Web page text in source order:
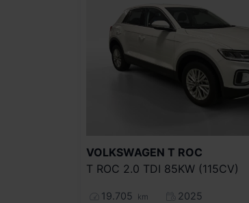
VOLKSWAGEN T ROC
T ROC 2.0 TDI 85KW (115CV)
19.705 km
2025